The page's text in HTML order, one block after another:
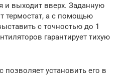
и выходит вверх. Заданную
термостат, а с помощью
с точностью до 1
гарантирует тихую
установить его в